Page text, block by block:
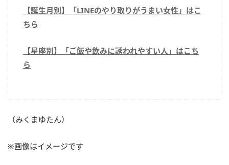
【誕生月別】「LINEのやり取りがうまい女性」はこ
ちら
【星座別】「ご飯や飲みに誘われやすい人」はこち
ら
（みくまゆたん）
※画像はイメージです